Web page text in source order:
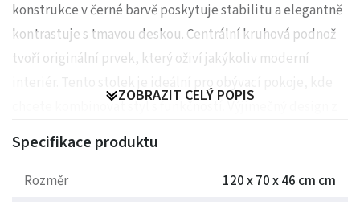
konstrukce v černé barvě poskytuje stabilitu a elegantně
kontrastuje s tmavou deskou. Centrální kruhová podnož
tvoří originální prvek, který oživí jakýkoliv moderní
interiér. Tento stolek je ideální pro obývací pokoje, kde
chcete kombinovat styl s funkčností. Výjimečný design z
něj dělá dominantní prvek vašeho prostoru.
Rozměry: 120 x 70 x 46 cm
ZOBRAZIT CELÝ POPIS
Specifikace produktu
Rozměr
120 x 70 x 46 cm cm